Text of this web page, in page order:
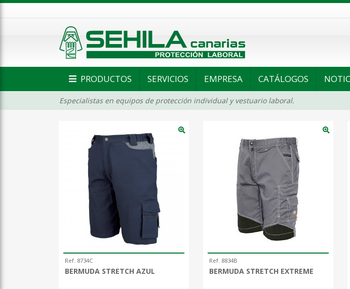
PRODUCTOS SERVICIOS EMPRESA CATÁLOGOS
Especialistas en equipos de protección individual y vestuario laboral.
Ref. 8734C
BERMUDA STRETCH AZUL
Ref. 8834B
BERMUDA STRETCH EXTREME